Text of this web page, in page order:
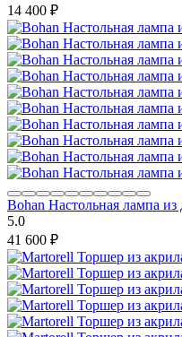
14 400 ₽
Bohan Настольная лампа
5.0
41 600 ₽